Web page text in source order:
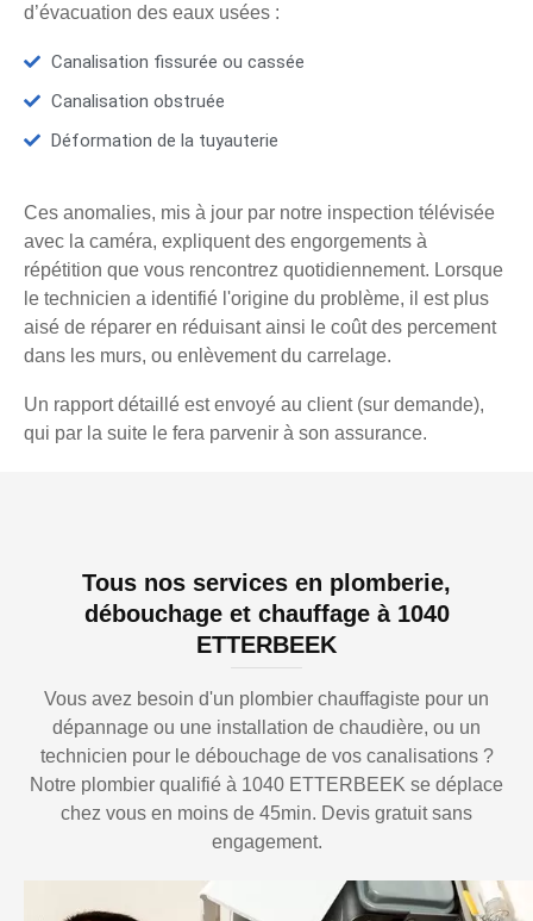
d’évacuation des eaux usées :
Canalisation fissurée ou cassée
Canalisation obstruée
Déformation de la tuyauterie
Ces anomalies, mis à jour par notre inspection télévisée
avec la caméra, expliquent des engorgements à
répétition que vous rencontrez quotidiennement. Lorsque
le technicien a identifié l'origine du problème, il est plus
aisé de réparer en réduisant ainsi le coût des percement
dans les murs, ou enlèvement du carrelage.
Un rapport détaillé est envoyé au client (sur demande),
qui par la suite le fera parvenir à son assurance.
Tous nos services en plomberie,
débouchage et chauffage à 1040
ETTERBEEK
Vous avez besoin d'un plombier chauffagiste pour un
dépannage ou une installation de chaudière, ou un
technicien pour le débouchage de vos canalisations ?
Notre plombier qualifié à 1040 ETTERBEEK se déplace
chez vous en moins de 45min. Devis gratuit sans
engagement.